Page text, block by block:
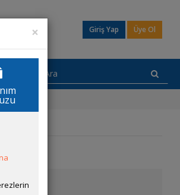
Giriş Yap Üye Ol
×